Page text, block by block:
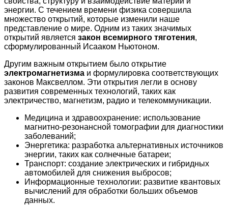
энергии. С течением времени физика совершила
множество открытий, которые изменили наше
представление о мире. Одним из таких значимых
открытий является закон всемирного тяготения,
сформулированный Исааком Ньютоном.
Другим важным открытием было открытие
электромагнетизма и формулировка соответствующих
законов Максвеллом. Эти открытия легли в основу
развития современных технологий, таких как
электричество, магнетизм, радио и телекоммуникации.
Медицина и здравоохранение: использование
магнитно-резонансной томографии для диагностики
заболеваний;
Энергетика: разработка альтернативных источников
энергии, таких как солнечные батареи;
Транспорт: создание электрических и гибридных
автомобилей для снижения выбросов;
Информационные технологии: развитие квантовых
вычислений для обработки больших объемов
данных.